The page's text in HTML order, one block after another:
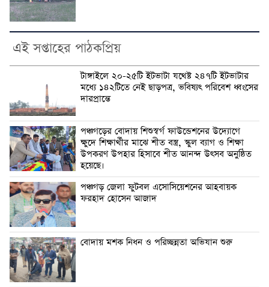
এই সপ্তাহের পাঠকপ্রিয়
টাঙ্গাইলে ২০-২৫টি ইটভাটা যথেষ্ট ২৪৭টি ইটভাটার
মধ্যে ১৪২টিতে নেই ছাড়পত্র, ভবিষ্যৎ পরিবেশ ধ্বংসের
দারপ্রান্তে
পঞ্চগড়ের বোদায় শিশুস্বর্গ ফাউন্ডেশনের উদ্যোগে
ক্ষুদে শিক্ষার্থীর মাঝে শীত বস্ত্র, স্কুল ব্যাগ ও শিক্ষা
উপকরণ উপহার হিসাবে শীত আনন্দ উৎসব অনুষ্ঠিত
হয়েছে।
পঞ্চগড় জেলা ফুটবল এসোসিয়েশনের আহবায়ক
ফরহাদ হোসেন আজাদ
বোদায় মশক নিধন ও পরিচ্ছন্নতা অভিযান শুরু